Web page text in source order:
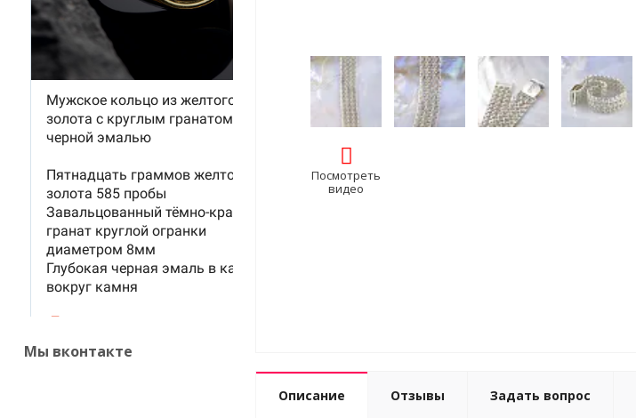
Посмотреть
видео
Описание Отзывы Задать вопрос
Мы вконтакте